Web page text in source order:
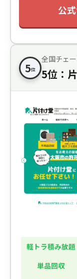
公
5位
全国チェ
5位：
軽トラ積み放題
単品回収